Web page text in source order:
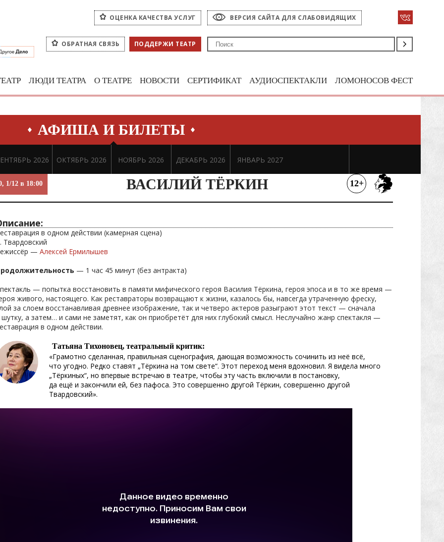
ОЦЕНКА КАЧЕСТВА УСЛУГ ВЕРСИЯ САЙТА ДЛЯ СЛАБОВИДЯЩИХ
ОБРАТНАЯ СВЯЗЬ ПОДДЕРЖИ ТЕАТР
ЛЮДИ ТЕАТРА О ТЕАТРЕ НОВОСТИ СЕРТИФИКАТ АУДИОСПЕКТАКЛИ ЛОМОНОСОВ ФЕСТ
АФИША И БИЛЕТЫ
2026 ОКТЯБРЬ 2026 НОЯБРЬ 2026 ДЕКАБРЬ 2026 ЯНВАРЬ 2027
1/12 в 18:00 ВАСИЛИЙ ТЁРКИН 12+
в одном действии (камерная сцена)
Твардовский
— Алексей Ермилышев
— 1 час 45 минут (без антракта)
— попытка восстановить в памяти мифического героя Василия Тёркина, героя эпоса и в то же время —
живого, настоящего. Как реставраторы возвращают к жизни, казалось бы, навсегда утраченную фреску,
за слоем восстанавливая древнее изображение, так и четверо актеров разыграют этот текст — сначала
шутку, а затем… и сами не заметят, как он приобретёт для них глубокий смысл. Неслучайно жанр спектакля —
в одном действии.
Татьяна Тихоновец, театральный критик:
«Грамотно сделанная, правильная сценография, дающая возможность сочинить из неё всё,
что угодно. Редко ставят „Тёркина на том свете“. Этот переход меня вдохновил. Я видела много
„Тёркиных“, но впервые встречаю в театре, чтобы эту часть включили в постановку,
да ещё и закончили ей, без пафоса. Это совершенно другой Тёркин, совершенно другой
Твардовский».